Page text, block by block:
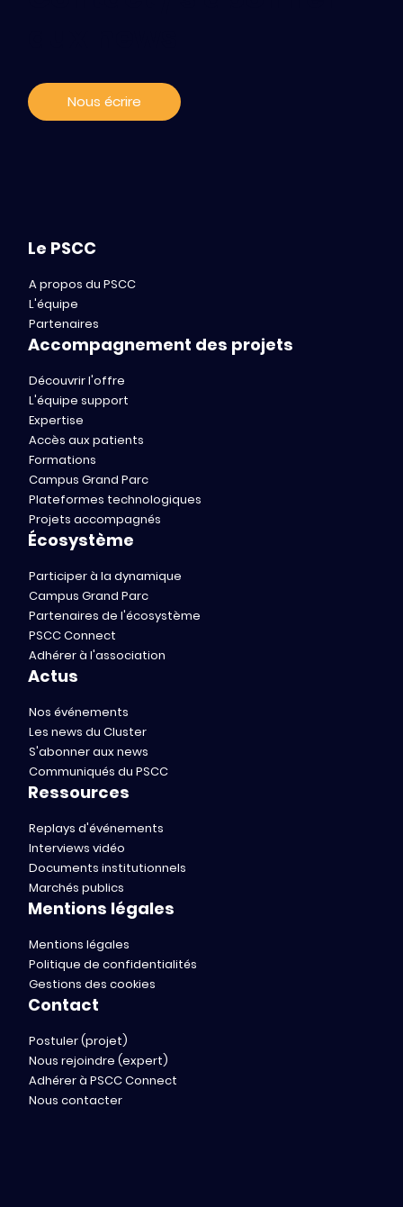
Nous écrire
Le PSCC
A propos du PSCC
L'équipe
Partenaires
Accompagnement des projets
Découvrir l'offre
L'équipe support
Expertise
Accès aux patients
Formations
Campus Grand Parc
Plateformes technologiques
Projets accompagnés
Écosystème
Participer à la dynamique
Campus Grand Parc
Partenaires de l'écosystème
PSCC Connect
Adhérer à l'association
Actus
Nos événements
Les news du Cluster
S'abonner aux news
Communiqués du PSCC
Ressources
Replays d'événements
Interviews vidéo
Documents institutionnels
Marchés publics
Mentions légales
Mentions légales
Politique de confidentialités
Gestions des cookies
Contact
Postuler (projet)
Nous rejoindre (expert)
Adhérer à PSCC Connect
Nous contacter